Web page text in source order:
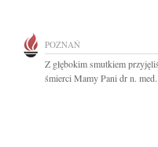
POZNAŃ
Z głębokim smutkiem
śmierci Mamy Pani dr n.